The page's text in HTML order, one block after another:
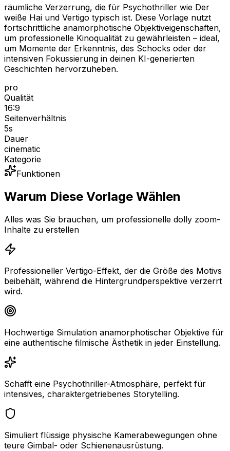
räumliche Verzerrung, die für Psychothriller wie Der
weiße Hai und Vertigo typisch ist. Diese Vorlage nutzt
fortschrittliche anamorphotische Objektiveigenschaften,
um professionelle Kinoqualität zu gewährleisten – ideal,
um Momente der Erkenntnis, des Schocks oder der
intensiven Fokussierung in deinen KI-generierten
Geschichten hervorzuheben.
pro
Qualität
16:9
Seitenverhältnis
5s
Dauer
cinematic
Kategorie
Funktionen
Warum Diese Vorlage Wählen
Alles was Sie brauchen, um professionelle dolly zoom-
Inhalte zu erstellen
Professioneller Vertigo-Effekt, der die Größe des Motivs
beibehält, während die Hintergrundperspektive verzerrt
wird.
Hochwertige Simulation anamorphotischer Objektive für
eine authentische filmische Ästhetik in jeder Einstellung.
Schafft eine Psychothriller-Atmosphäre, perfekt für
intensives, charaktergetriebenes Storytelling.
Simuliert flüssige physische Kamerabewegungen ohne
teure Gimbal- oder Schienenausrüstung.